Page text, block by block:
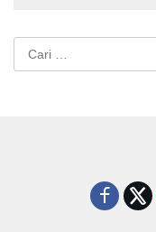
Cari
untuk: